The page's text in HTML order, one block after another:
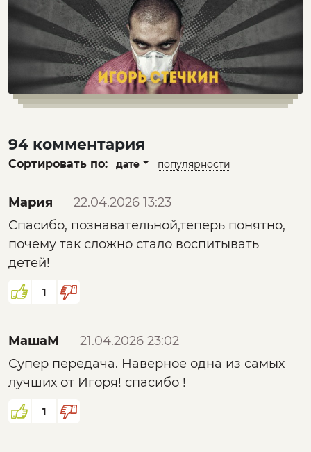
94 комментария
Сортировать по: дате популярности
Мария
22.04.2026 13:23
Спасибо, познавательной,теперь понятно,
почему так сложно стало воспитывать
детей!
1
МашаМ
21.04.2026 23:02
Супер передача. Наверное одна из самых
лучших от Игоря! спасибо !
1